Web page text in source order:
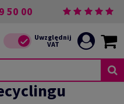
50 00